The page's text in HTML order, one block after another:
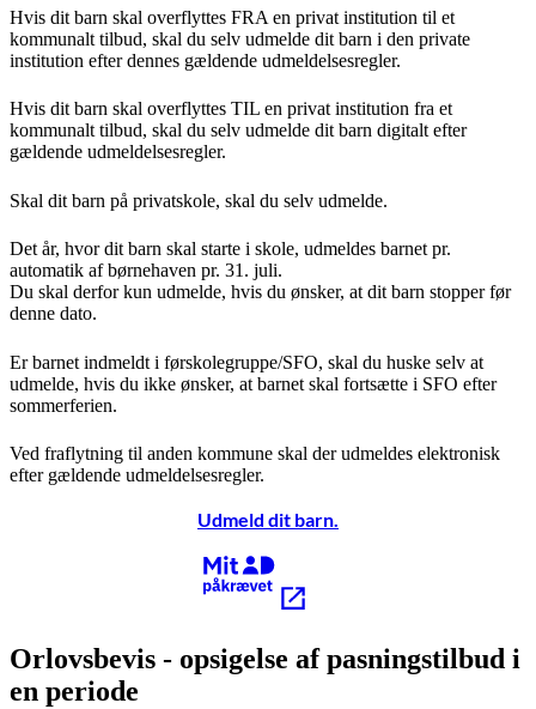
Hvis dit barn skal overflyttes FRA en privat institution til et
kommunalt tilbud, skal du selv udmelde dit barn i den private
institution efter dennes gældende udmeldelsesregler.
Hvis dit barn skal overflyttes TIL en privat institution fra et
kommunalt tilbud, skal du selv udmelde dit barn digitalt efter
gældende udmeldelsesregler.
Skal dit barn på privatskole, skal du selv udmelde.
Det år, hvor dit barn skal starte i skole, udmeldes barnet pr.
automatik af børnehaven pr. 31. juli.
Du skal derfor kun udmelde, hvis du ønsker, at dit barn stopper før
denne dato.
Er barnet indmeldt i førskolegruppe/SFO, skal du huske selv at
udmelde, hvis du ikke ønsker, at barnet skal fortsætte i SFO efter
sommerferien.
Ved fraflytning til anden kommune skal der udmeldes elektronisk
efter gældende udmeldelsesregler.
Udmeld dit barn.
Kræver MitID
Orlovsbevis - opsigelse af pasningstilbud i
en periode